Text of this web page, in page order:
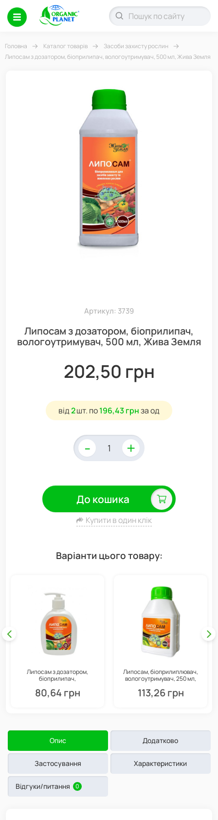
Головна Каталог товарів
Засоби захисту рослин
Липосам з дозатором, біоприлипач, вологоутримувач, 500 мл, Жива Земля
Артикул: 3739
Липосам з дозатором, біоприлипач,
вологоутримувач, 500 мл, Жива Земля
202,50 грн
від2шт. по196,43 грнза од
- +
До кошика
Купити в один клік
Варіанти цього товару:
Липосам з дозатором,
біоприлипач,
Жива Земля
80,64 грн
Липосам, біоприлиплювач,
вологоутримувач, 250 мл,
113,26 грн
Опис Додатково
Застосування Характеристики
Відгуки/питання 0